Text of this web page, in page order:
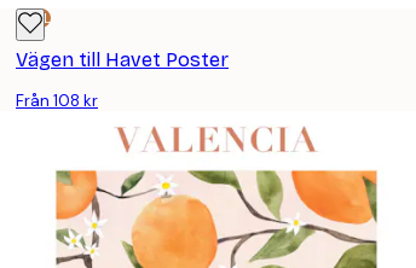
DEAL
Vägen till Havet Poster
Från 108 kr